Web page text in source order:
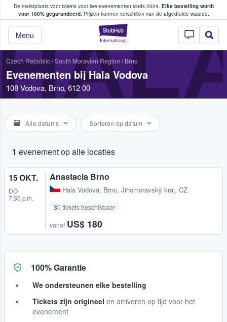
De marktplaats voor tickets voor live-evenementen sinds 2009. Elke bestelling wordt
voor 100% gegarandeerd.Prijzen kunnen verschillen van de afgedrukte waarde.
StubHub: waar
Menu
tickets kopen en verkopen
Czech Republic/South Moravian Region / Brno
Evenementen bij Hala Vodova
108 Vodova, Brno, 612 00
Alle datums Sorteren op datum
1 evenement op alle locaties
15 OKT.
DO
7:30 p.m.
Anastacia Brno
Hala Vodova, Brno, Jihomoravský kraj, CZ
30 tickets beschikbaar
vanaf US$ 180
100% Garantie
We ondersteunen elke bestelling
Tickets zijn origineel en arriveren op tijd voor het
evenement